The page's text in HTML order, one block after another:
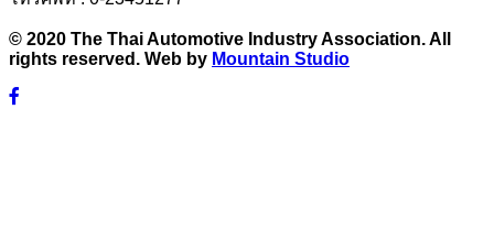
© 2020 The Thai Automotive Industry Association. All
rights reserved. Web by Mountain Studio